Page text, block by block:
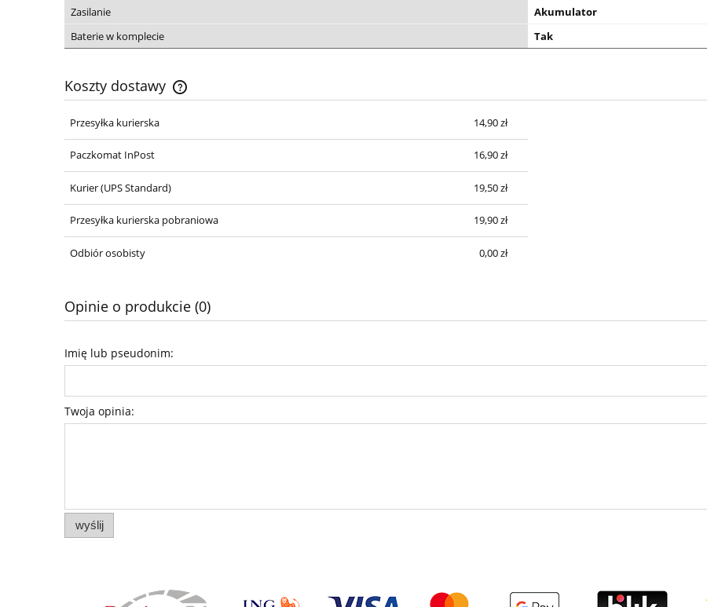
Zasilanie
Akumulator
Baterie w komplecie
Tak
Koszty dostawy
Przesyłka kurierska 14,90 zł
Paczkomat InPost 16,90 zł
Kurier(UPS Standard) 19,50 zł
Przesyłka kurierska pobraniowa 19,90 zł
Odbiór osobisty 0,00 zł
Opinie o produkcie (0)
Imię lub pseudonim:
Twoja opinia:
wyślij